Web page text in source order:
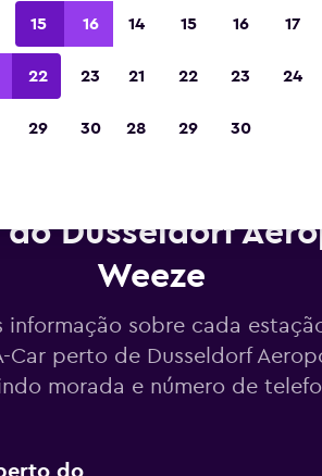
Dusseldorf
Weeze
informação sobre cada
Car perto de Dusseldorf
morada e número de
do
15 16
22 23
29 30
14 15 16 17
21 22 23 24
28 29 30